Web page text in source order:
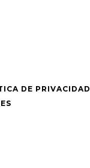
DE PRIVACIDAD